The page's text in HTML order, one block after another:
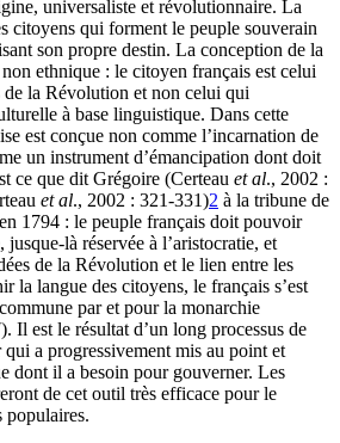
universaliste et révolutionnaire. La
citoyens qui forment le peuple souverain
son propre destin. La conception de la
ethnique : le citoyen français est celui
la Révolution et non celui qui
à base linguistique. Dans cette
est conçue non comme l’incarnation de
un instrument d’émancipation dont doit
ce que dit Grégoire (Certeau et al., 2002 :
et al., 2002 : 321‑331)2 à la tribune de
1794 : le peuple français doit pouvoir
jusque-là réservée à l’aristocratie, et
de la Révolution et le lien entre les
la langue des citoyens, le français s’est
par et pour la monarchie
Il est le résultat d’un long processus de
a progressivement mis au point et
dont il a besoin pour gouverner. Les
de cet outil très efficace pour le
populaires.